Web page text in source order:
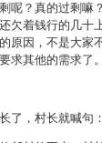
呢？真的过剩嘛
欠着钱行的几十
原因，不是大家
求其他的需求了。
了，村长就喊句